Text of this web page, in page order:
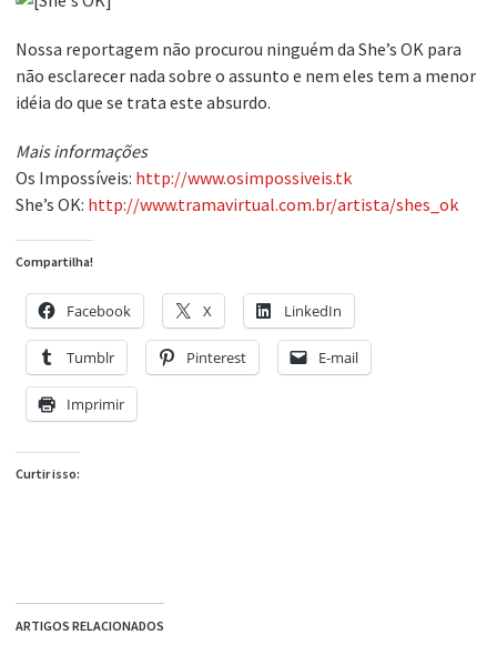
Nossa reportagem não procurou ninguém da She’s OK para
não esclarecer nada sobre o assunto e nem eles tem a menor
idéia do que se trata este absurdo.
Mais informações
Os Impossíveis: http://www.osimpossiveis.tk
She’s OK: http://www.tramavirtual.com.br/artista/shes_ok
Compartilha!
Facebook X LinkedIn
Tumblr Pinterest E-mail
Imprimir
Curtir isso:
ARTIGOS RELACIONADOS